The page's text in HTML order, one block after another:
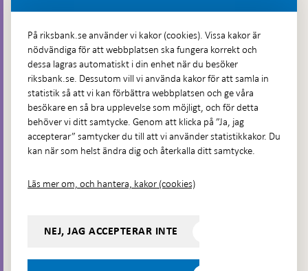
Hitta direkt
Frågor och svar-
Öppnas
i
ny
flik
Till Riksbankens webbarkiv-
Öppnas
i
ny
Presskontakt
Integritetspolicy
Följ oss på sociala medier
Dela
På riksbank.se använder vi kakor (cookies). Vissa kakor är
nödvändiga för att webbplatsen ska fungera korrekt och
dessa lagras automatiskt i din enhet när du besöker
riksbank.se. Dessutom vill vi använda kakor för att samla in
statistik så att vi kan förbättra webbplatsen och ge våra
besökare en så bra upplevelse som möjligt, och för detta
behöver vi ditt samtycke. Genom att klicka på ”Ja, jag
accepterar” samtycker du till att vi använder statistikkakor. Du
kan när som helst ändra dig och återkalla ditt samtycke.
Läs mer om, och hantera, kakor (cookies)
NEJ, JAG ACCEPTERAR INTE